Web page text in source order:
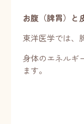
お腹（脾胃）と
東洋医学では、
身体のエネルギ
ます。